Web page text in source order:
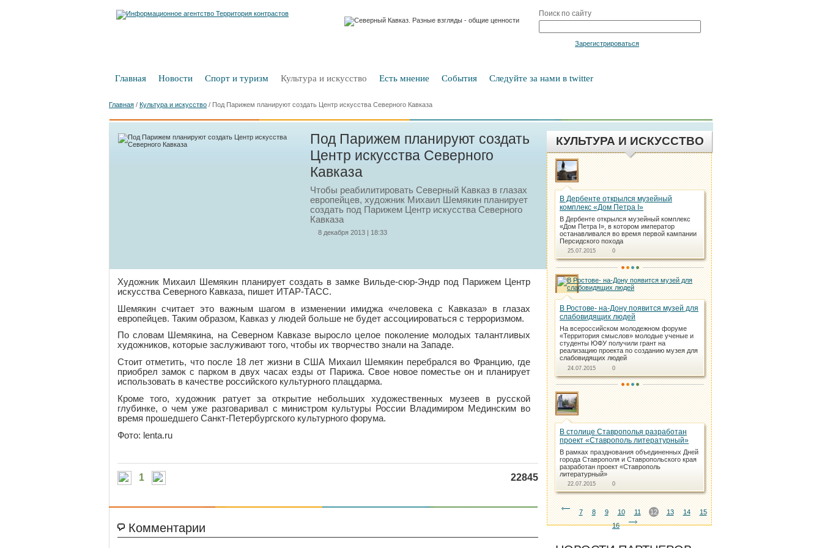
Поиск по сайту
Зарегистрироваться
Главная Новости Спорт и туризм Культура и искусство Есть мнение События Следуйте за нами в twitter
Главная / Культура и искусство / Под Парижем планируют создать Центр искусства Северного Кавказа
Под Парижем планируют создать
Центр искусства Северного
Кавказа
Чтобы реабилитировать Северный Кавказ в глазах
европейцев, художник Михаил Шемякин планирует
создать под Парижем Центр искусства Северного
Кавказа
8 декабря 2013 | 18:33
Художник Михаил Шемякин планирует создать в замке Вильде-сюр-Эндр под Парижем Центр
искусства Северного Кавказа, пишет ИТАР-ТАСС.
Шемякин считает это важным шагом в изменении имиджа «человека с Кавказа» в глазах
европейцев. Таким образом, Кавказ у людей больше не будет ассоциироваться с терроризмом.
По словам Шемякина, на Северном Кавказе выросло целое поколение молодых талантливых
художников, которые заслуживают того, чтобы их творчество знали на Западе.
Стоит отметить, что после 18 лет жизни в США Михаил Шемякин перебрался во Францию, где
приобрел замок с парком в двух часах езды от Парижа. Свое новое поместье он и планирует
использовать в качестве российского культурного плацдарма.
Кроме того, художник ратует за открытие небольших художественных музеев в русской
глубинке, о чем уже разговаривал с министром культуры России Владимиром Мединским во
время прошедшего Санкт-Петербургского культурного форума.
Фото: lenta.ru
1 22845
Комментарии
КУЛЬТУРА И ИСКУССТВО
В Дербенте открылся музейный
комплекс «Дом Петра I»
В Дербенте открылся музейный комплекс
«Дом Петра I», в котором император
останавливался во время первой кампании
Персидского похода
25.07.2015 0
В Ростове- на-Дону появится музей для
слабовидящих людей
На всероссийском молодежном форуме
«Территория смыслов» молодые ученые и
студенты ЮФУ получили грант на
реализацию проекта по созданию музея для
слабовидящих людей
24.07.2015 0
В столице Ставрополья разработан
проект «Ставрополь литературный»
В рамках празднования объединенных Дней
города Ставрополя и Ставропольского края
разработан проект «Ставрополь
литературный»
22.07.2015 0
7 8 9 10 11 12 13 14
15
16